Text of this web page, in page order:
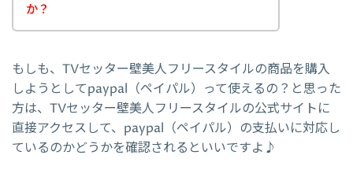
か？
もしも、TVセッター壁美人フリースタイルの商品を購入
しようとしてpaypal（ペイパル）って使えるの？と思った
方は、TVセッター壁美人フリースタイルの公式サイトに
直接アクセスして、paypal（ペイパル）の支払いに対応し
ているのかどうかを確認されるといいですよ♪